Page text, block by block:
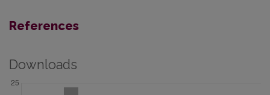
References
Downloads